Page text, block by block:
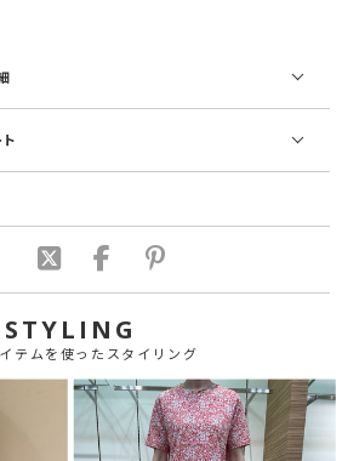
STYLING
テムを使ったスタイリング